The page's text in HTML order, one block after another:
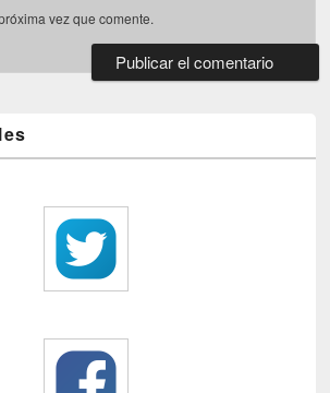
vez que comente.